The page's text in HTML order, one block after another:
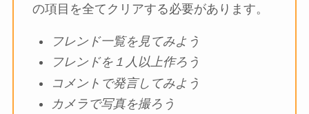
の項目を全てクリアする必要があります。
フレンド一覧を見てみよう
フレンドを１人以上作ろう
コメントで発言してみよう
カメラで写真を撮ろう